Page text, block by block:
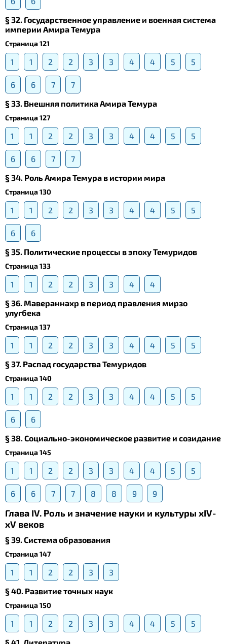
§ 32. Государственное управление и военная система
империи Амира Темура
Страница 121
1 1 2 2 3 3 4 4 5 5
6 6 7
7
§ 33. Внешняя политика Амира Темура
Страница 127
1 1 2 2 3 3 4 4 5 5
6 6 7
7
§ 34. Роль Амира Темура в истории мира
Страница 130
1 1 2 2 3 3 4 4 5 5
6
6
§ 35. Политические процессы в эпоху Темуридов
Страница 133
1 1 2 2 3 3 4
4
§ 36. Мавераннахр в период правления мирзо
улугбека
Страница 137
1 1 2 2 3 3 4 4 5
5
§ 37. Распад государства Темуридов
Страница 140
1 1 2 2 3 3 4 4 5 5
6
6
§ 38. Социально-экономическое развитие и созидание
Страница 145
1 1 2 2 3 3 4 4 5 5
6 6 7 7 8 8 9 9
Глава IV. Роль и значение науки и культуры xIV-
xV веков
§ 39. Система образования
Страница 147
1 1 2 2 3
3
§ 40. Развитие точных наук
Страница 150
1 1 2 2 3 3 4 4 5
5